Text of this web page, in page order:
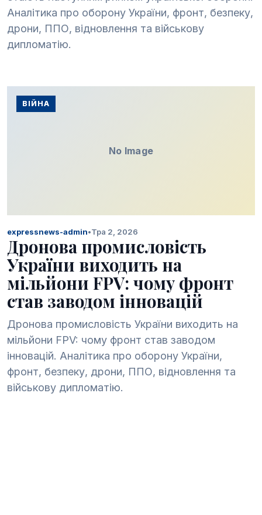
Аналітика про оборону України, фронт, безпеку,
дрони, ППО, відновлення та військову
дипломатію.
No Image
ВІЙНА
expressnews-admin•Тра 2, 2026
Дронова промисловість
України виходить на
мільйони FPV: чому фронт
став заводом інновацій
Дронова промисловість України виходить на
мільйони FPV: чому фронт став заводом
інновацій. Аналітика про оборону України,
фронт, безпеку, дрони, ППО, відновлення та
військову дипломатію.